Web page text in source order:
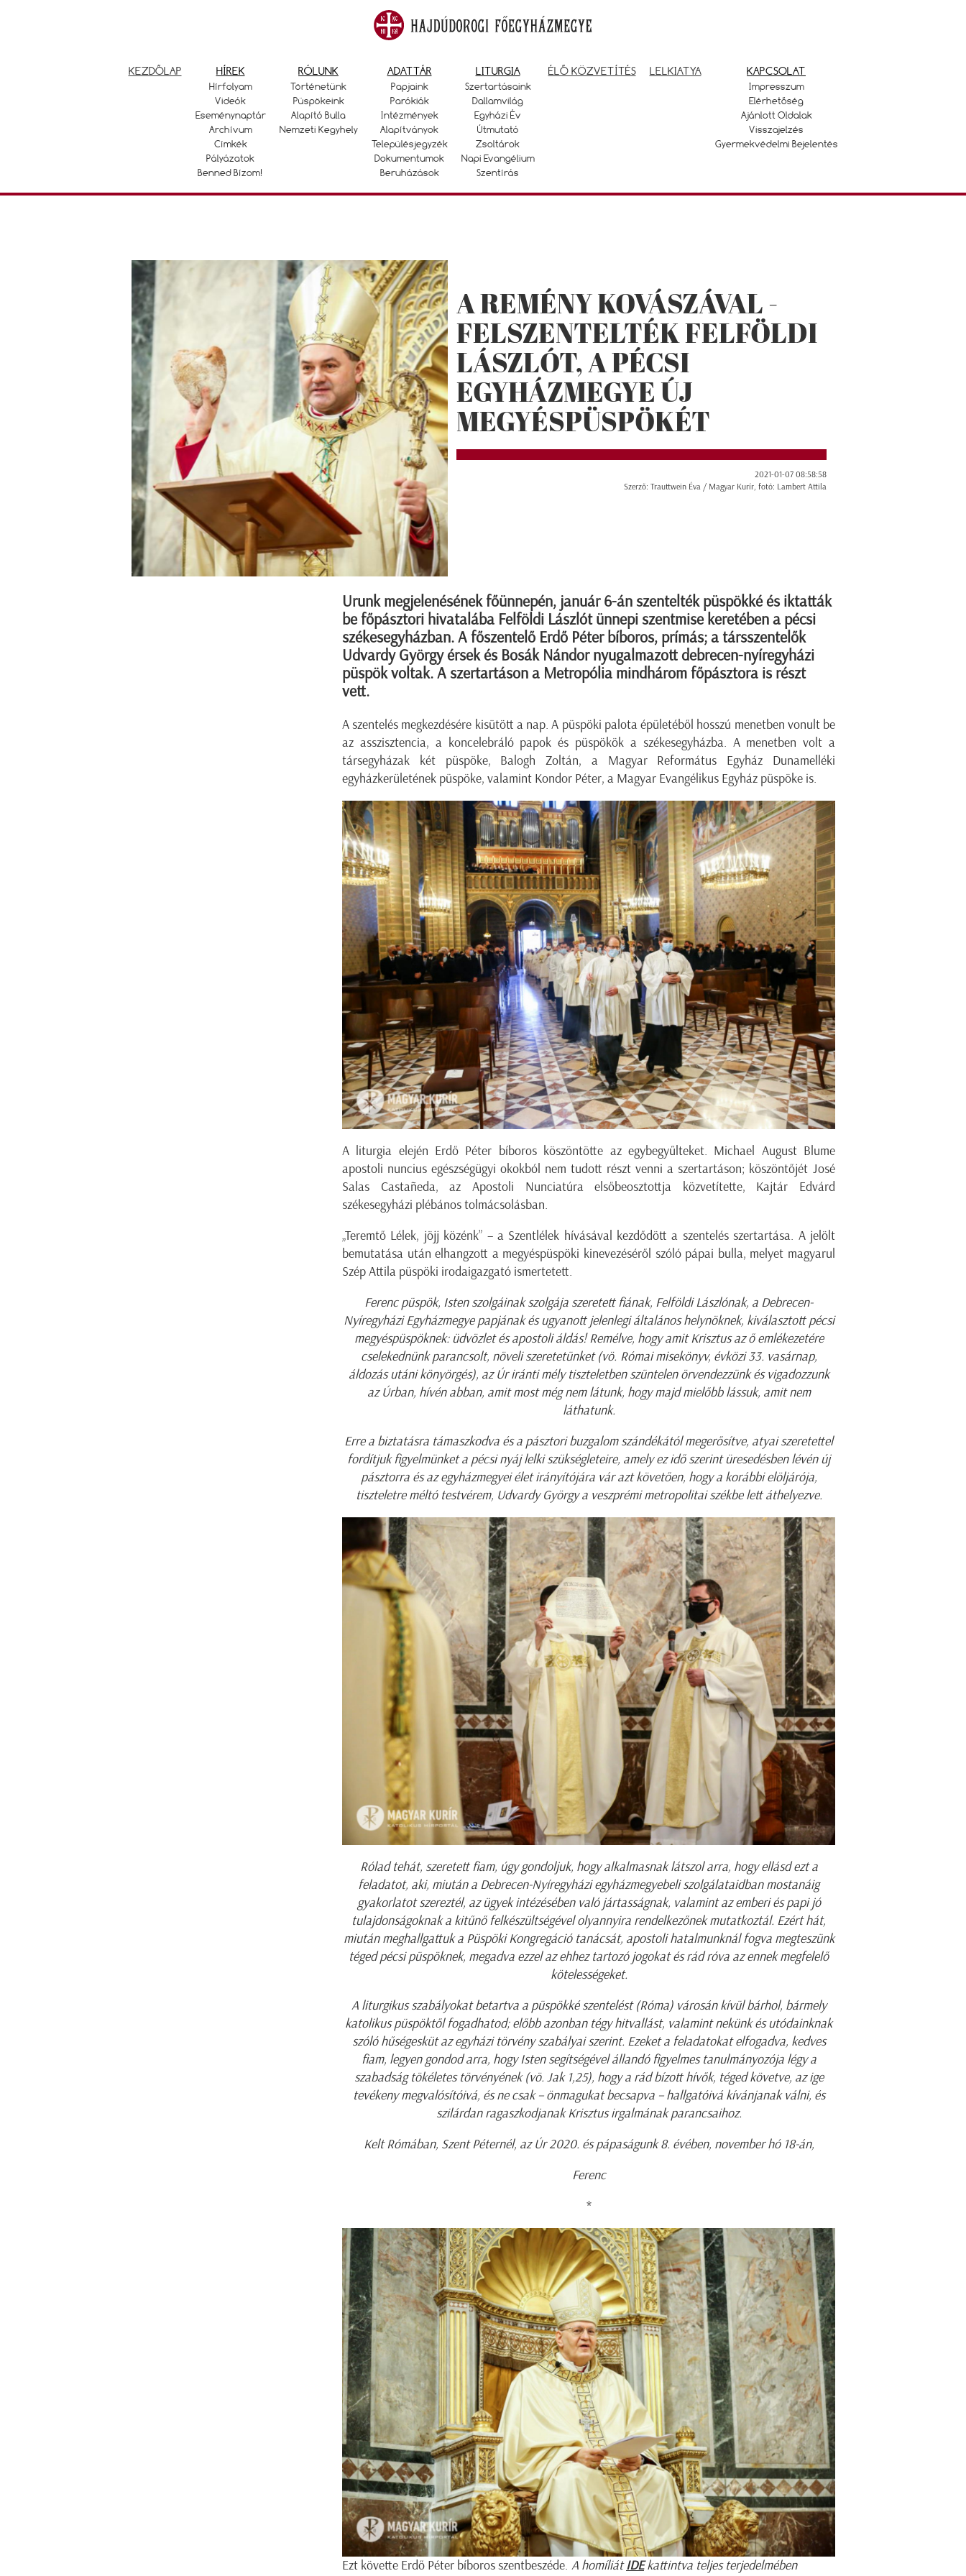
KEZDŐLAP HÍREK
Hírfolyam
Videók
Eseménynaptár
Archívum
Címkék
Pályázatok
Benned Bízom!
RÓLUNK
Történetünk
Püspökeink
Alapító Bulla
Nemzeti Kegyhely
ADATTÁR
Papjaink
Parókiák
Intézmények
Alapítványok
Településjegyzék
Dokumentumok
Beruházások
LITURGIA
Szertartásaink
Dallamvilág
Egyházi Év
Útmutató
Zsoltárok
Napi Evangélium
Szentírás
ÉLŐ KÖZVETÍTÉS LELKIATYA KAPCSOLAT
Impresszum
Elérhetőség
Ajánlott Oldalak
Visszajelzés
Gyermekvédelmi Bejelentés
A REMÉNY KOVÁSZÁVAL -
FELSZENTELTÉK FELFÖLDI
LÁSZLÓT, A PÉCSI
EGYHÁZMEGYE ÚJ
MEGYÉSPÜSPÖKÉT
2021-01-07 08:58:58
Szerző: Trauttwein Éva / Magyar Kurír, fotó: Lambert Attila
Urunk megjelenésének főünnepén, január 6-án szentelték püspökké és iktatták
be főpásztori hivatalába Felföldi Lászlót ünnepi szentmise keretében a pécsi
székesegyházban. A főszentelő Erdő Péter bíboros, prímás; a társszentelők
Udvardy György érsek és Bosák Nándor nyugalmazott debrecen-nyíregyházi
püspök voltak. A szertartáson a Metropólia mindhárom főpásztora is részt
vett.
A szentelés megkezdésére kisütött a nap. A püspöki palota épületéből hosszú menetben vonult be
az asszisztencia, a koncelebráló papok és püspökök a székesegyházba. A menetben volt a
társegyházak két püspöke, Balogh Zoltán, a Magyar Református Egyház Dunamelléki
egyházkerületének püspöke, valamint Kondor Péter, a Magyar Evangélikus Egyház püspöke is.
A liturgia elején Erdő Péter bíboros köszöntötte az egybegyűlteket. Michael August Blume
apostoli nuncius egészségügyi okokból nem tudott részt venni a szertartáson; köszöntőjét José
Salas Castañeda, az Apostoli Nunciatúra elsőbeosztottja közvetítette, Kajtár Edvárd
székesegyházi plébános tolmácsolásban.
„Teremtő Lélek, jöjj közénk” – a Szentlélek hívásával kezdődött a szentelés szertartása. A jelölt
bemutatása után elhangzott a megyéspüspöki kinevezéséről szóló pápai bulla, melyet magyarul
Szép Attila püspöki irodaigazgató ismertetett.
Ferenc püspök, Isten szolgáinak szolgája szeretett fiának, Felföldi Lászlónak, a Debrecen-
Nyíregyházi Egyházmegye papjának és ugyanott jelenlegi általános helynöknek, kiválasztott pécsi
megyéspüspöknek: üdvözlet és apostoli áldás! Remélve, hogy amit Krisztus az ő emlékezetére
cselekednünk parancsolt, növeli szeretetünket (vö. Római misekönyv, évközi 33. vasárnap,
áldozás utáni könyörgés), az Úr iránti mély tiszteletben szüntelen örvendezzünk és vigadozzunk
az Úrban, hívén abban, amit most még nem látunk, hogy majd mielőbb lássuk, amit nem
láthatunk.
Erre a biztatásra támaszkodva és a pásztori buzgalom szándékától megerősítve, atyai szeretettel
fordítjuk figyelmünket a pécsi nyáj lelki szükségleteire, amely ez idő szerint üresedésben lévén új
pásztorra és az egyházmegyei élet irányítójára vár azt követően, hogy a korábbi elöljárója,
tiszteletre méltó testvérem, Udvardy György a veszprémi metropolitai székbe lett áthelyezve.
Rólad tehát, szeretett fiam, úgy gondoljuk, hogy alkalmasnak látszol arra, hogy ellásd ezt a
feladatot, aki, miután a Debrecen-Nyíregyházi egyházmegyebeli szolgálataidban mostanáig
gyakorlatot szereztél, az ügyek intézésében való jártasságnak, valamint az emberi és papi jó
tulajdonságoknak a kitűnő felkészültségével olyannyira rendelkezőnek mutatkoztál. Ezért hát,
miután meghallgattuk a Püspöki Kongregáció tanácsát, apostoli hatalmunknál fogva megteszünk
téged pécsi püspöknek, megadva ezzel az ehhez tartozó jogokat és rád róva az ennek megfelelő
kötelességeket.
A liturgikus szabályokat betartva a püspökké szentelést (Róma) városán kívül bárhol, bármely
katolikus püspöktől fogadhatod; előbb azonban tégy hitvallást, valamint nekünk és utódainknak
szóló hűségesküt az egyházi törvény szabályai szerint. Ezeket a feladatokat elfogadva, kedves
fiam, legyen gondod arra, hogy Isten segítségével állandó figyelmes tanulmányozója légy a
szabadság tökéletes törvényének (vö. Jak 1,25), hogy a rád bízott hívők, téged követve, az ige
tevékeny megvalósítóivá, és ne csak – önmagukat becsapva – hallgatóivá kívánjanak válni, és
szilárdan ragaszkodjanak Krisztus irgalmának parancsaihoz.
Kelt Rómában, Szent Péternél, az Úr 2020. és pápaságunk 8. évében, november hó 18-án,
Ferenc
*
Ezt követte Erdő Péter bíboros szentbeszéde. A homíliátIDEkattintva teljes terjedelmében